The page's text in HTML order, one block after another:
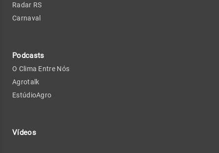
Radar RS
Carnaval
Podcasts
O Clima Entre Nós
Agrotalk
EstúdioAgro
Vídeos